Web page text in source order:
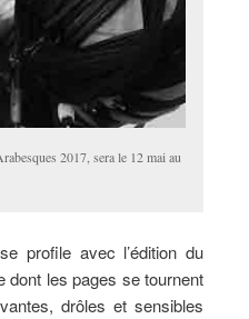
2017, sera le 12 mai au
profile avec l’édition du
dont les pages se tournent
drôles et sensibles